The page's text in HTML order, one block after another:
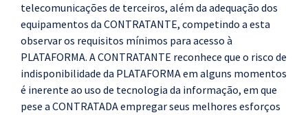
telecomunicações de terceiros, além da adequação dos
equipamentos da CONTRATANTE, competindo a esta
observar os requisitos mínimos para acesso à
PLATAFORMA. A CONTRATANTE reconhece que o risco de
indisponibilidade da PLATAFORMA em alguns momentos
é inerente ao uso de tecnologia da informação, em que
pese a CONTRATADA empregar seus melhores esforços